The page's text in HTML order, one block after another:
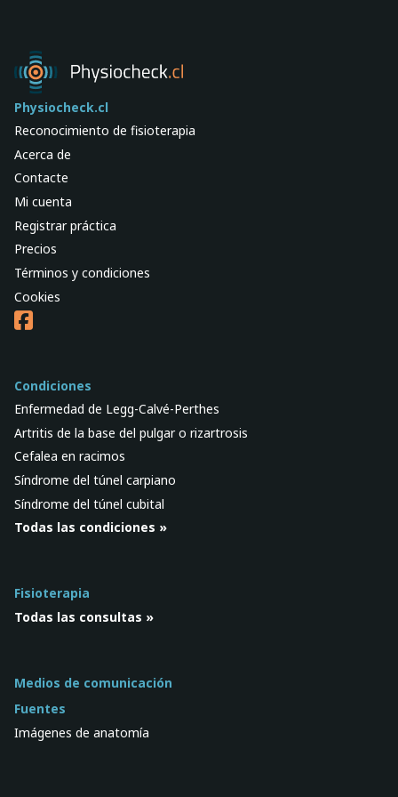
Physiocheck.cl
Reconocimiento de fisioterapia
Acerca de
Contacte
Mi cuenta
Registrar práctica
Precios
Términos y condiciones
Cookies
Condiciones
Enfermedad de Legg-Calvé-Perthes
Artritis de la base del pulgar o rizartrosis
Cefalea en racimos
Síndrome del túnel carpiano
Síndrome del túnel cubital
Todas las condiciones »
Fisioterapia
Todas las consultas »
Medios de comunicación
Fuentes
Imágenes de anatomía